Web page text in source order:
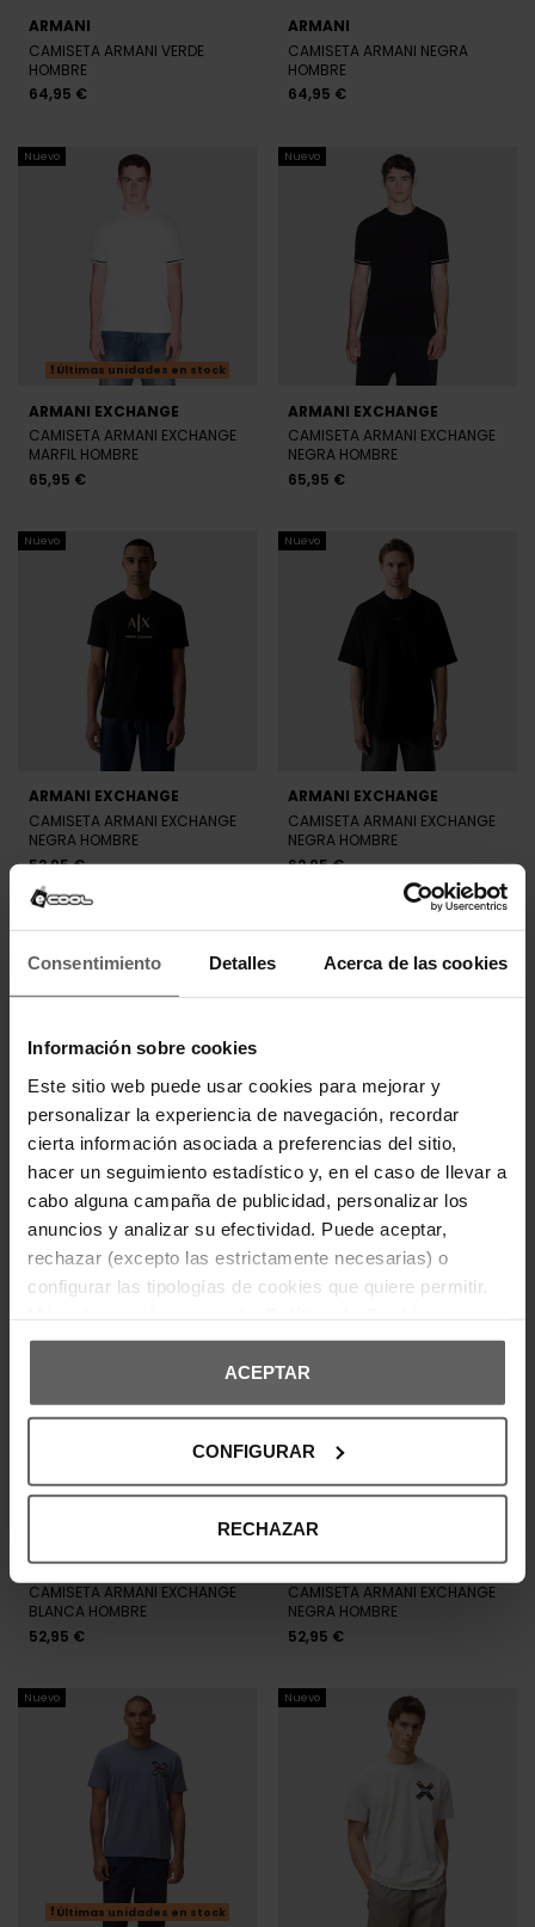
Consentimiento Detalles Acerca de las cookies
Información sobre cookies
Este sitio web puede usar cookies para mejorar y
personalizar la experiencia de navegación, recordar
cierta información asociada a preferencias del sitio,
hacer un seguimiento estadístico y, en el caso de llevar a
cabo alguna campaña de publicidad, personalizar los
anuncios y analizar su efectividad. Puede aceptar,
rechazar (excepto las estrictamente necesarias) o
configurar las tipologías de cookies que quiere permitir.
ACEPTAR
CONFIGURAR
RECHAZAR
ARMANI
CAMISETA ARMANI VERDE
HOMBRE
64,95 €
ARMANI
CAMISETA ARMANI NEGRA
HOMBRE
64,95 €
Nuevo
Últimas unidades en stock
ARMANI EXCHANGE
CAMISETA ARMANI EXCHANGE
MARFIL HOMBRE
65,95 €
Nuevo
ARMANI EXCHANGE
CAMISETA ARMANI EXCHANGE
NEGRA HOMBRE
65,95 €
Nuevo
ARMANI EXCHANGE
CAMISETA ARMANI EXCHANGE
NEGRA HOMBRE
52,95 €
Nuevo
ARMANI EXCHANGE
CAMISETA ARMANI EXCHANGE
NEGRA HOMBRE
62,95 €
Últimas unidades en stock
ARMANI EXCHANGE
CAMISETA ARMANI EXCHANGE
BLANCA HOMBRE
62,95 €
Últimas unidades en stock
ARMANI EXCHANGE
CAMISETA ARMANI EXCHANGE
AZUL HOMBRE
62,95 €
ARMANI EXCHANGE
CAMISETA ARMANI EXCHANGE
BLANCA HOMBRE
52,95 €
ARMANI EXCHANGE
CAMISETA ARMANI EXCHANGE
NEGRA HOMBRE
52,95 €
Nuevo
Últimas unidades en stock
Nuevo